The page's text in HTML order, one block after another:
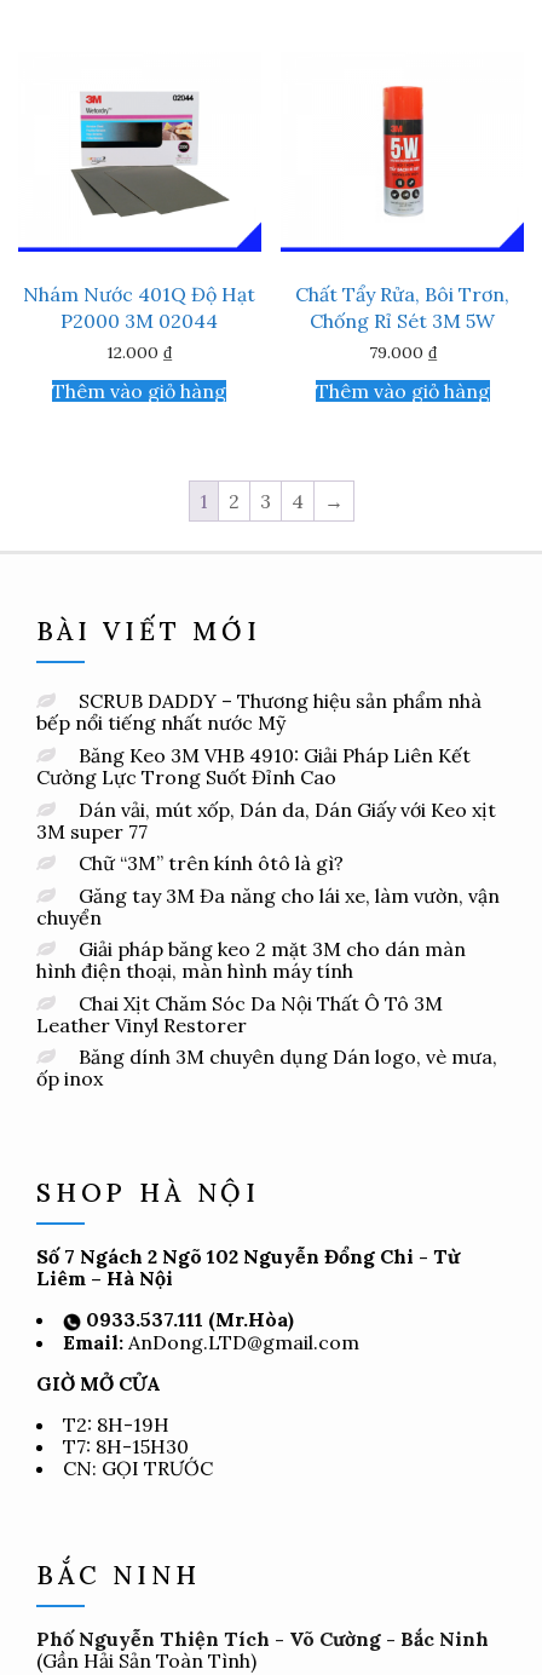
Nhám Nước 401Q Độ Hạt
P2000 3M 02044
12.000 ₫
Thêm vào giỏ hàng
Chất Tẩy Rửa, Bôi Trơn,
Chống Rỉ Sét 3M 5W
79.000 ₫
Thêm vào giỏ hàng
1 2 3 4 →
BÀI VIẾT MỚI
SCRUB DADDY – Thương hiệu sản phẩm nhà
bếp nổi tiếng nhất nước Mỹ
Băng Keo 3M VHB 4910: Giải Pháp Liên Kết
Cường Lực Trong Suốt Đỉnh Cao
Dán vải, mút xốp, Dán da, Dán Giấy với Keo xịt
3M super 77
Chữ “3M” trên kính ôtô là gì?
Găng tay 3M Đa năng cho lái xe, làm vườn, vận
chuyển
Giải pháp băng keo 2 mặt 3M cho dán màn
hình điện thoại, màn hình máy tính
Chai Xịt Chăm Sóc Da Nội Thất Ô Tô 3M
Leather Vinyl Restorer
Băng dính 3M chuyên dụng Dán logo, vè mưa,
ốp inox
SHOP HÀ NỘI
Số 7 Ngách 2 Ngõ 102 Nguyễn Đổng Chi - Từ
Liêm – Hà Nội
0933.537.111 (Mr.Hòa)
Email: AnDong.LTD@gmail.com
GIỜ MỞ CỬA
T2: 8H-19H
T7: 8H-15H30
CN: GỌI TRƯỚC
BẮC NINH
Phố Nguyễn Thiện Tích - Võ Cường - Bắc Ninh
(Gần Hải Sản Toàn Tình)